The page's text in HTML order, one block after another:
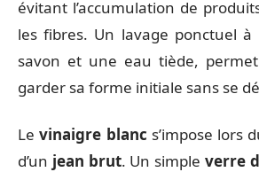
évitant l’accumulation de
les fibres. Un lavage ponctuel
savon et une eau tiède,
garder sa forme initiale sans se
Levinaigre blanc s’impose lors
d’un jean brut. Un simple verre